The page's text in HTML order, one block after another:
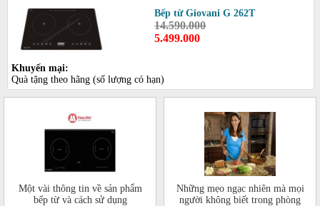
Bếp từ Giovani G 262T
14.590.000
5.499.000
Khuyến mại:
Quà tặng theo hãng (số lượng có hạn)
Một vài thông tin về sản phẩm
bếp từ và cách sử dụng
Những mẹo ngạc nhiên mà mọi
người không biết trong phòng